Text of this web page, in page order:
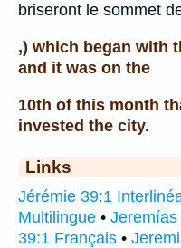
briseront le sommet
,) which began with
and it was on the
10th of this month
invested the city.
Links
Jérémie 39:1
Multilingue • Jeremías
39:1 Français •